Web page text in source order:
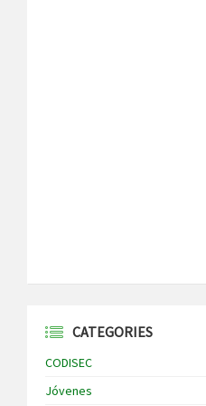
CATEGORIES
CODISEC
Jóvenes